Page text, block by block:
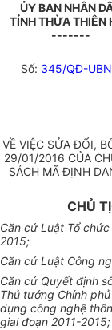
ỦY BAN NHÂN
TỈNH THỪA THIÊN
-------
Số: 345/QĐ-
VỀ VIỆC SỬA ĐỔI,
29/01/2016 CỦA
SÁCH MÃ ĐỊNH
CHỦ
Căn cứ Luật Tổ
2015;
Căn cứ Luật Công
Căn cứ Quyết định
Thủ tướng Chính
dụng công nghệ
giai đoạn 2011-2015;